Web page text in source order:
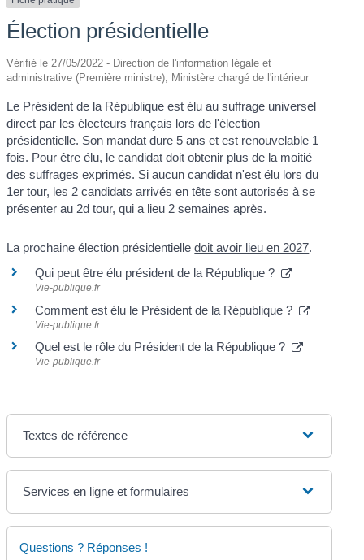
Élection présidentielle
Vérifié le 27/05/2022 - Direction de l'information légale et
administrative (Première ministre), Ministère chargé de l'intérieur
Le Président de la République est élu au suffrage universel
direct par les électeurs français lors de l'élection
présidentielle. Son mandat dure 5 ans et est renouvelable 1
fois. Pour être élu, le candidat doit obtenir plus de la moitié
dessuffrages exprimés. Si aucun candidat n'est élu lors du
1er tour, les 2 candidats arrivés en tête sont autorisés à se
présenter au 2d tour, qui a lieu 2 semaines après.
La prochaine élection présidentielledoit avoir lieu en 2027.
Qui peut être élu président de la République ?
Vie-publique.fr
Comment est élu le Président de la République ?
Vie-publique.fr
Quel est le rôle du Président de la République ?
Vie-publique.fr
Textes de référence
Services en ligne et formulaires
Questions ? Réponses !